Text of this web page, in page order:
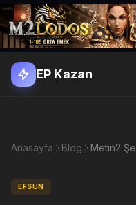
EP Kazan
Anasayfa Blog
EFSUN